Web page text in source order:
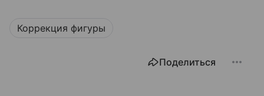
Коррекция фигуры
Поделиться